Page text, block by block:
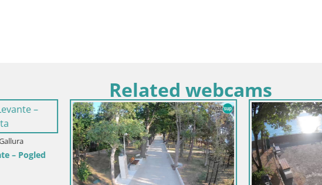
Related webcams
Hrvatska / Primorsko-Goranska / Ika
Web kamera luka Ika – Pogled uživo na
luku i svjetla Opatije